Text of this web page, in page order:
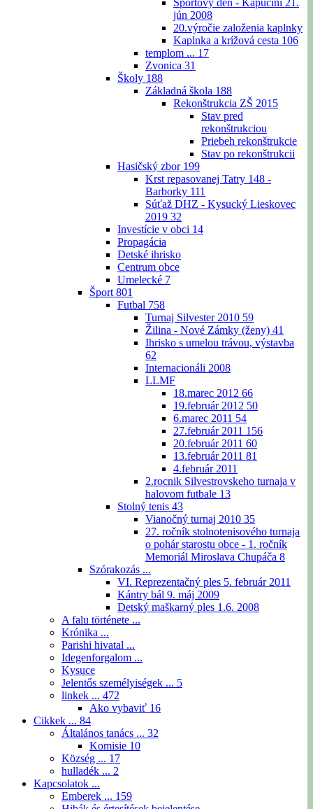
Športový deň - Kapucíni 21.
jún 2008
20.výročie založenia kaplnky
Kaplnka a krížová cesta 106
templom ... 17
Zvonica 31
Školy 188
Základná škola 188
Rekonštrukcia ZŠ 2015
Stav pred
rekonštrukciou
Priebeh rekonštrukcie
Stav po rekonštrukcii
Hasičský zbor 199
Krst repasovanej Tatry 148 -
Barborky 111
Súťaž DHZ - Kysucký Lieskovec
2019 32
Investície v obci 14
Propagácia
Detské ihrisko
Centrum obce
Umelecké 7
Šport 801
Futbal 758
Turnaj Silvester 2010 59
Žilina - Nové Zámky (ženy) 41
Ihrisko s umelou trávou, výstavba
62
Internacionáli 2008
LLMF
18.marec 2012 66
19.február 2012 50
6.marec 2011 54
27.február 2011 156
20.február 2011 60
13.február 2011 81
4.február 2011
2.rocnik Silvestrovskeho turnaja v
halovom futbale 13
Stolný tenis 43
Vianočný turnaj 2010 35
27. ročník stolnotenisového turnaja
o pohár starostu obce - 1. ročník
Memoriál Miroslava Chupáča 8
Szórakozás ...
VI. Reprezentačný ples 5. február 2011
Kántry bál 9. máj 2009
Detský maškarný ples 1.6. 2008
A falu története ...
Krónika ...
Parishi hivatal ...
Idegenforgalom ...
Kysuce
Jelentős személyiségek ... 5
linkek ... 472
Ako vybaviť 16
Cikkek ... 84
Általános tanács ... 32
Komisie 10
Község ... 17
hulladék ... 2
Kapcsolatok ...
Emberek ... 159